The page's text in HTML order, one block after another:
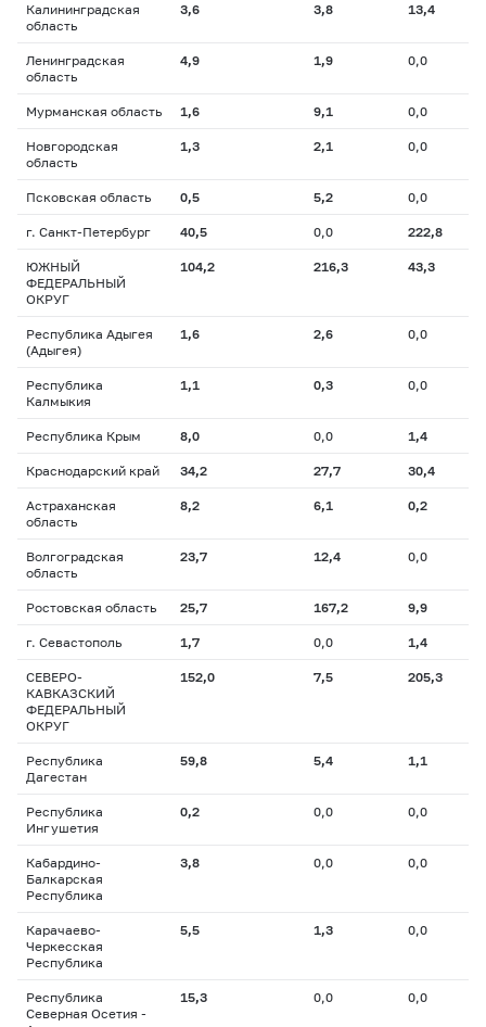
Калининградская
область
3,6 3,8 13,4
Ленинградская
область
4,9 1,9 0,0
Мурманская область 1,6 9,1 0,0
Новгородская
область
1,3 2,1 0,0
Псковская область 0,5 5,2 0,0
г. Санкт-Петербург 40,5 0,0 222,8
ЮЖНЫЙ
ФЕДЕРАЛЬНЫЙ
ОКРУГ
104,2 216,3 43,3
Республика Адыгея
(Адыгея)
1,6 2,6 0,0
Республика
Калмыкия
1,1 0,3 0,0
Республика Крым 8,0 0,0 1,4
Краснодарский край 34,2 27,7 30,4
Астраханская
область
8,2 6,1 0,2
Волгоградская
область
23,7 12,4 0,0
Ростовская область 25,7 167,2 9,9
г. Севастополь 1,7 0,0 1,4
СЕВЕРО-
КАВКАЗСКИЙ
ФЕДЕРАЛЬНЫЙ
ОКРУГ
152,0 7,5 205,3
Республика
Дагестан
59,8 5,4 1,1
Республика
Ингушетия
0,2 0,0 0,0
Кабардино-
Балкарская
Республика
3,8 0,0 0,0
Карачаево-
Черкесская
Республика
5,5 1,3 0,0
Республика
Северная Осетия -
15,3 0,0 0,0